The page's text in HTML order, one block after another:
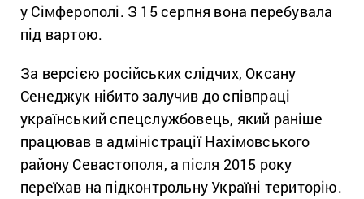
у Сімферополі. З 15 серпня вона перебувала
під вартою.
За версією російських слідчих, Оксану
Сенеджук нібито залучив до співпраці
український спецслужбовець, який раніше
працював в адміністрації Нахімовського
району Севастополя, а після 2015 року
переїхав на підконтрольну Україні територію.